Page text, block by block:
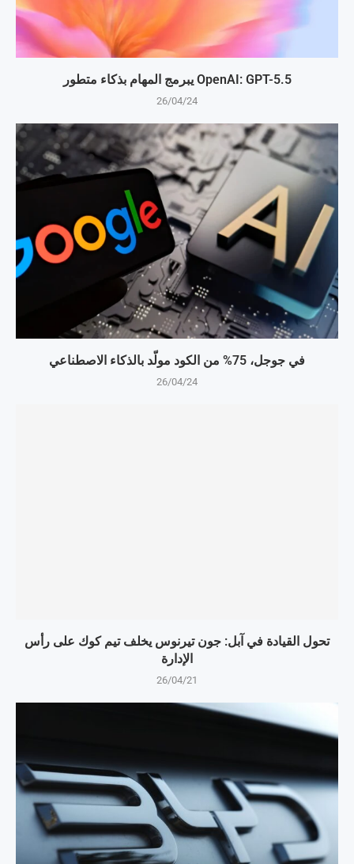
OpenAI: GPT-5.5 يبرمج المهام بذكاء متطور
26/04/24
في جوجل، 75% من الكود مولّد بالذكاء الاصطناعي
26/04/24
تحول القيادة في آبل: جون تيرنوس يخلف تيم كوك على رأس
الإدارة
26/04/21